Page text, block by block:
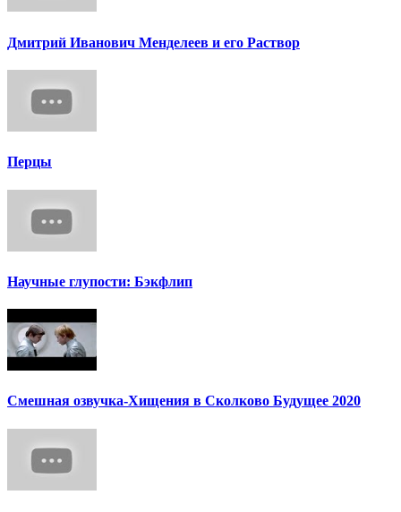
Дмитрий Иванович Менделеев и его Раствор
Перцы
Научные глупости: Бэкфлип
Смешная озвучка-Хищения в Сколково Будущее 2020